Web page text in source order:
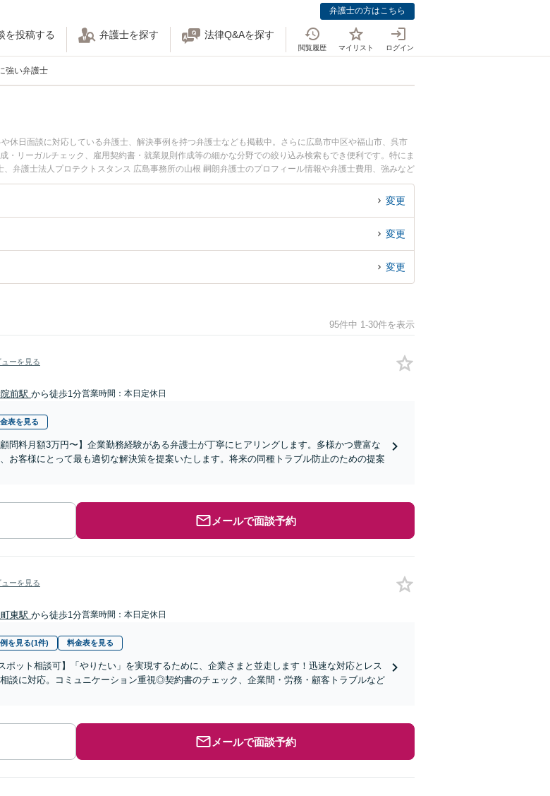
弁護士の方はこちら
を投稿する 弁護士を探す 法律Q&Aを探す
閲覧履歴 マイリスト ログイン
強い弁護士
休日面談に対応している弁護士、解決事例を持つ弁護士なども掲載中。さらに広島市中区や福山市、呉市
・リーガルチェック、雇用契約書・就業規則作成等の細かな分野での絞り込み検索もでき便利です。特にま
弁護士法人プロテクトスタンス 広島事務所の山根 嗣朗弁護士のプロフィール情報や弁護士費用、強みなど
ブルを今すぐに弁護士に相談したい』『企業法務のトラブル解決の実績豊富な近くの弁護士を検索したい』
約したい』などでお困りの相談者さんにおすすめです。
変更
変更
変更
95件中 1-30件を表示
ーを見る
前駅 から徒歩1分営業時間：本日定休日
表を見る
問料月額3万円〜】企業勤務経験がある弁護士が丁寧にヒアリングします。多様かつ豊富な
お客様にとって最も適切な解決策を提案いたします。将来の同種トラブル防止のための提案
メールで面談予約
ーを見る
東駅 から徒歩1分営業時間：本日定休日
を見る(1件) 料金表を見る
スポット相談可】「やりたい」を実現するために、企業さまと並走します！迅速な対応とレス
談に対応。コミュニケーション重視◎契約書のチェック、企業間・労務・顧客トラブルなど
メールで面談予約